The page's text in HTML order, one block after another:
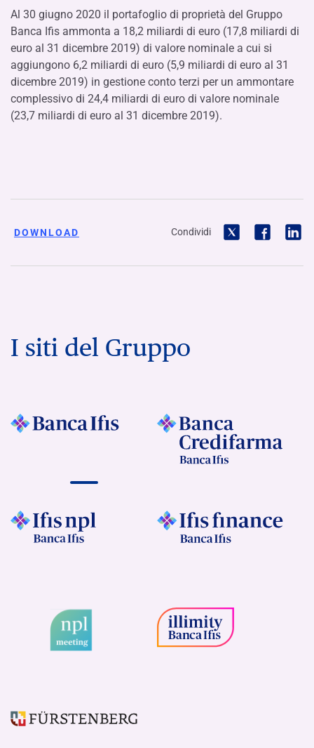
Al 30 giugno 2020 il portafoglio di proprietà del Gruppo
Banca Ifis ammonta a 18,2 miliardi di euro (17,8 miliardi di
euro al 31 dicembre 2019) di valore nominale a cui si
aggiungono 6,2 miliardi di euro (5,9 miliardi di euro al 31
dicembre 2019) in gestione conto terzi per un ammontare
complessivo di 24,4 miliardi di euro di valore nominale
(23,7 miliardi di euro al 31 dicembre 2019).
DOWNLOAD Condividi
I siti del Gruppo